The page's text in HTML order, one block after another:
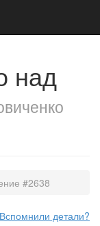
над
#2638
Вспомнили детали?